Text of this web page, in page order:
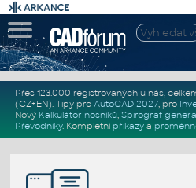
Přes 123.000 registrovaných u nás,
(CZ+EN). Tipy pro AutoCAD 2027, pro
Nový Kalkulátor nosníků, Spirograf
Převodníky. Kompletní příkazya